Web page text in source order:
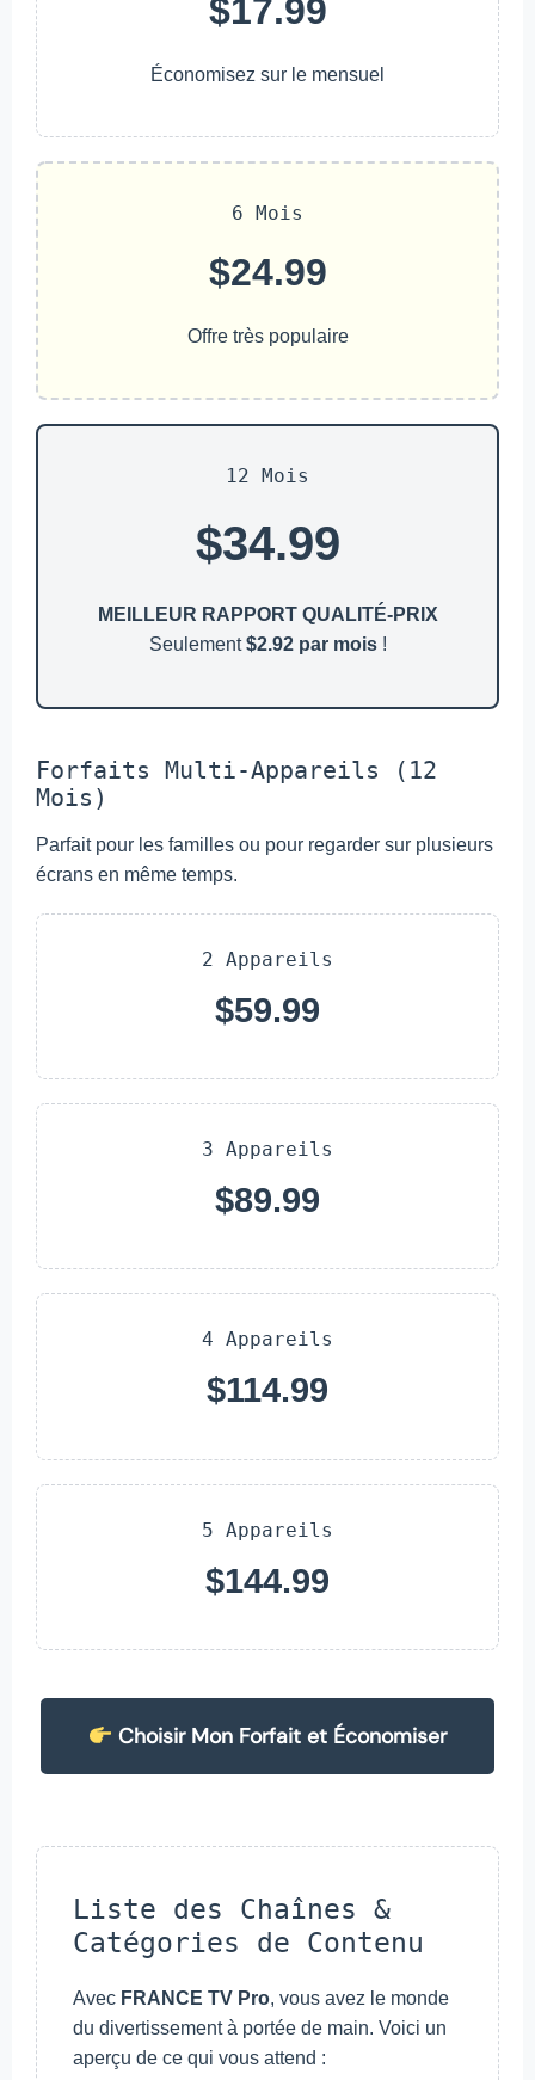
$17.99
Économisez sur le mensuel
6 Mois
$24.99
Offre très populaire
12 Mois
$34.99
MEILLEUR RAPPORT QUALITÉ-PRIX
Seulement$2.92 par mois!
Forfaits Multi-Appareils (12
Mois)
Parfait pour les familles ou pour regarder sur plusieurs
écrans en même temps.
2 Appareils
$59.99
3 Appareils
$89.99
4 Appareils
$114.99
5 Appareils
$144.99
Choisir Mon Forfait et Économiser
Liste des Chaînes &
Catégories de Contenu
Avec FRANCE TV Pro, vous avez le monde
du divertissement à portée de main. Voici un
aperçu de ce qui vous attend :